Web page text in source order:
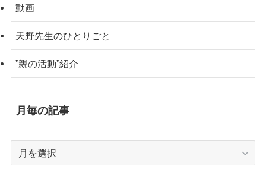
動画
天野先生のひとりごと
”親の活動”紹介
月毎の記事